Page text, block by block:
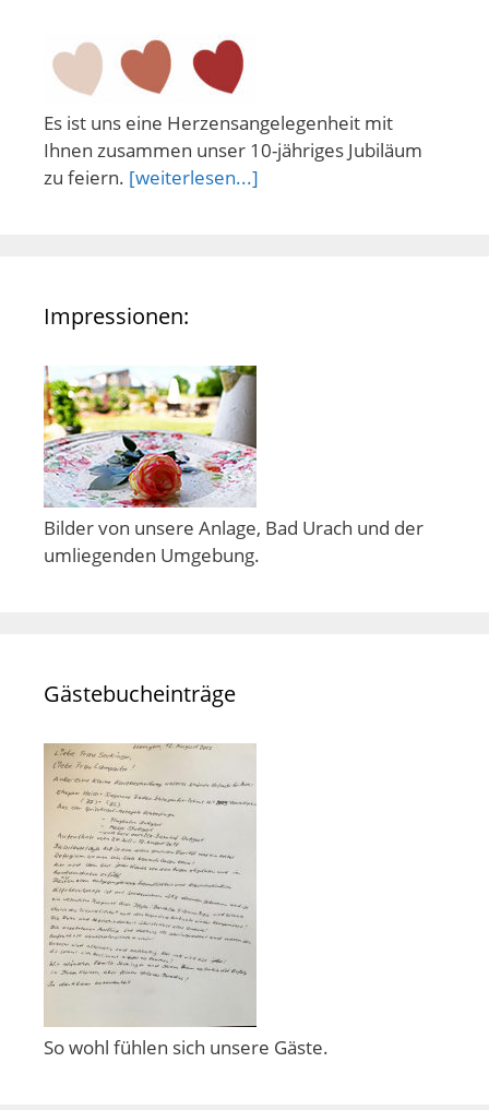
Es ist uns eine Herzensangelegenheit mit
Ihnen zusammen unser 10-jähriges Jubiläum
zu feiern. [weiterlesen...]
Impressionen:
Bilder von unsere Anlage, Bad Urach und der
umliegenden Umgebung.
Gästebucheinträge
So wohl fühlen sich unsere Gäste.